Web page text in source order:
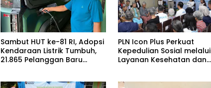
Sambut HUT ke-81 RI, Adopsi
Kendaraan Listrik Tumbuh,
21.865 Pelanggan Baru
PLN Icon Plus Perkuat
Kepedulian Sosial melalui
Layanan Kesehatan dan